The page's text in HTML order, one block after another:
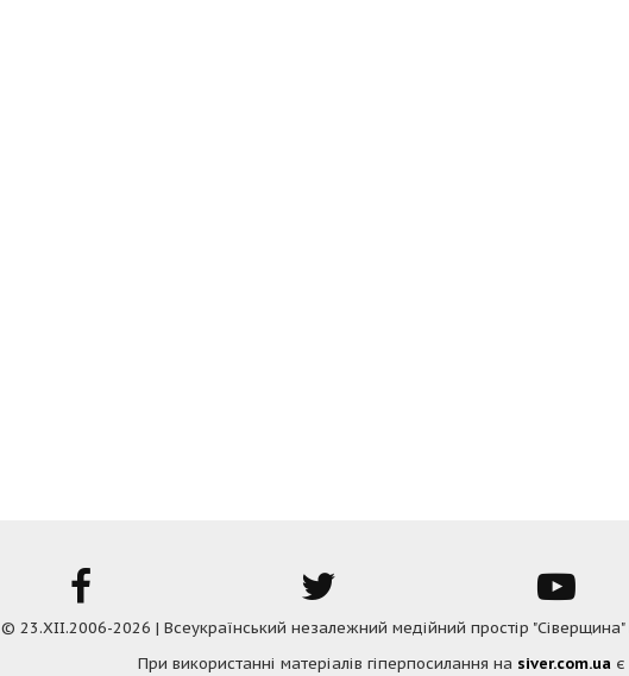
© 23.XII.2006-2026 | Всеукраїнський незалежний медійний простір
При використанні матеріалів гіперпосилання на siver.com.ua